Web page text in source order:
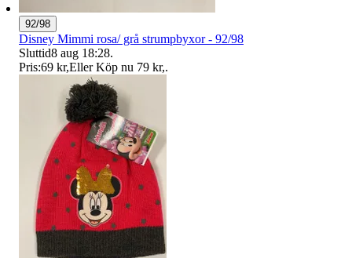
92/98
Disney Mimmi rosa/ grå strumpbyxor - 92/98
Sluttid8 aug 18:28.
Pris:69 kr,Eller Köp nu 79 kr,.